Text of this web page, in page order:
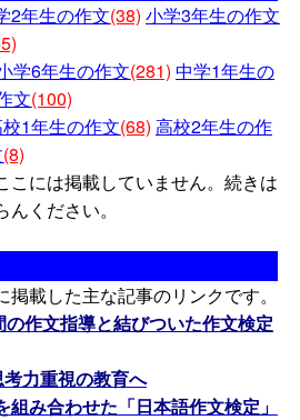
2年生の作文(38) 小学3年生の作文
学6年生の作文(281) 中学1年生の
文(100)
1年生の作文(68) 高校2年生の作
(8)
こには掲載していません。続きは
んください。
載した主な記事のリンクです。
作文指導と結びついた作文検定
力重視の教育へ
み合わせた「日本語作文検定」